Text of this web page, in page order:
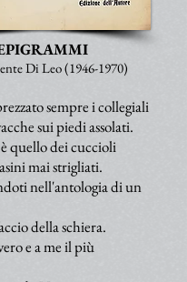
Di Leo(1946-1970)
sempre i collegiali
sui piedi assolati.
quello dei cuccioli
mai strigliati.
nell'antologia di un
della schiera.
e a me il più